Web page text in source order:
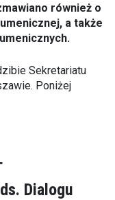
również o
a także
Sekretariatu
Poniżej
Dialogu